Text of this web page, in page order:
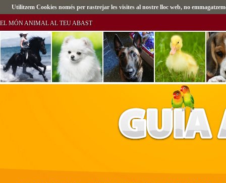
Utilitzem Cookies només per rastrejar les visites al nostre lloc web, no
EL MÓN ANIMAL AL TEU ABAST